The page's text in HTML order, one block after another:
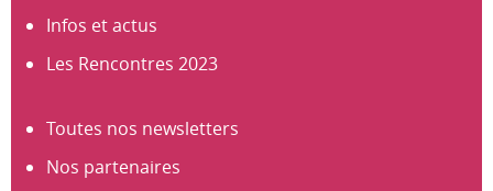
Infos et actus
Les Rencontres 2023
Toutes nos newsletters
Nos partenaires